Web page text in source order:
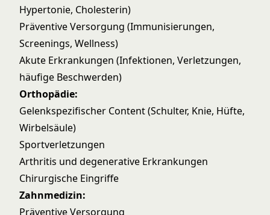
Hypertonie, Cholesterin)
Präventive Versorgung (Immunisierungen,
Screenings, Wellness)
Akute Erkrankungen (Infektionen, Verletzungen,
häufige Beschwerden)
Orthopädie:
Gelenkspezifischer Content (Schulter, Knie, Hüfte,
Wirbelsäule)
Sportverletzungen
Arthritis und degenerative Erkrankungen
Chirurgische Eingriffe
Zahnmedizin:
Präventive Versorgung